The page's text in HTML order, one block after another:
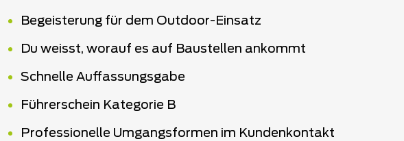
Begeisterung für dem Outdoor-Einsatz
Du weisst, worauf es auf Baustellen ankommt
Schnelle Auffassungsgabe
Führerschein Kategorie B
Professionelle Umgangsformen im Kundenkontakt